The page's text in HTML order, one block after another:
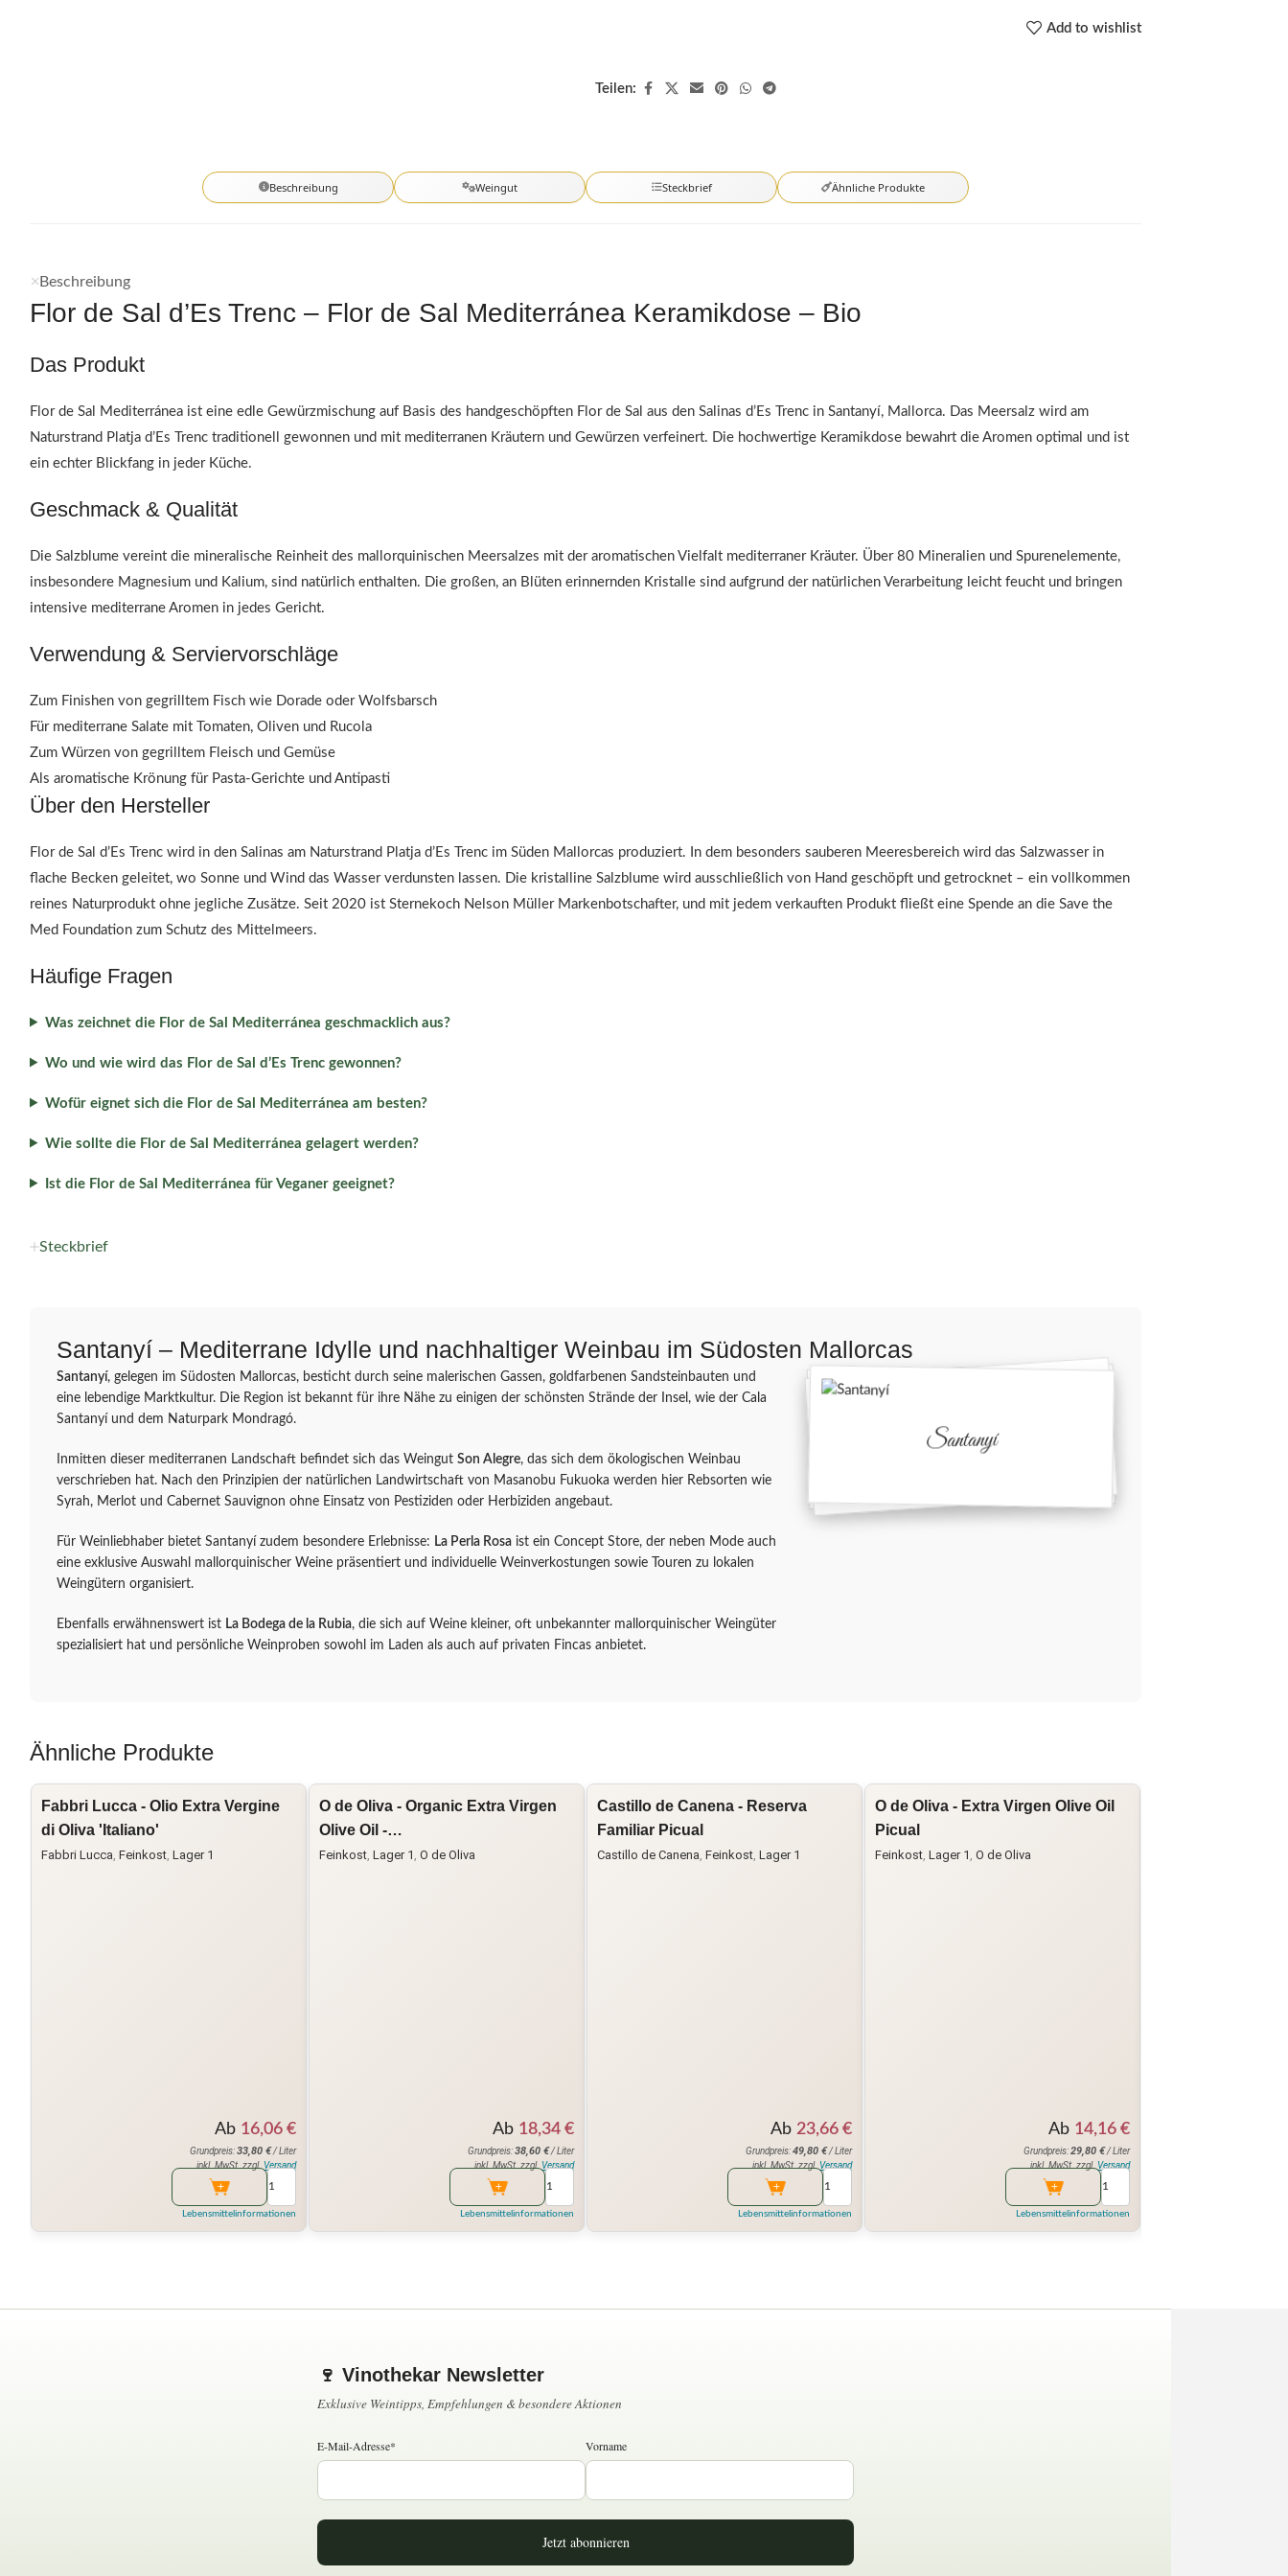
Add to wishlist
Teilen:
Beschreibung Weingut Steckbrief Ähnliche Produkte
Beschreibung
Flor de Sal d’Es Trenc – Flor de Sal Mediterránea Keramikdose – Bio
Das Produkt
Flor de Sal Mediterránea ist eine edle Gewürzmischung auf Basis des handgeschöpften Flor de Sal aus den Salinas d’Es Trenc in Santanyí, Mallorca. Das Meersalz wird am
Naturstrand Platja d’Es Trenc traditionell gewonnen und mit mediterranen Kräutern und Gewürzen verfeinert. Die hochwertige Keramikdose bewahrt die Aromen optimal und ist
ein echter Blickfang in jeder Küche.
Geschmack & Qualität
Die Salzblume vereint die mineralische Reinheit des mallorquinischen Meersalzes mit der aromatischen Vielfalt mediterraner Kräuter. Über 80 Mineralien und Spurenelemente,
insbesondere Magnesium und Kalium, sind natürlich enthalten. Die großen, an Blüten erinnernden Kristalle sind aufgrund der natürlichen Verarbeitung leicht feucht und bringen
intensive mediterrane Aromen in jedes Gericht.
Verwendung & Serviervorschläge
Zum Finishen von gegrilltem Fisch wie Dorade oder Wolfsbarsch
Für mediterrane Salate mit Tomaten, Oliven und Rucola
Zum Würzen von gegrilltem Fleisch und Gemüse
Als aromatische Krönung für Pasta-Gerichte und Antipasti
Über den Hersteller
Flor de Sal d’Es Trenc wird in den Salinas am Naturstrand Platja d’Es Trenc im Süden Mallorcas produziert. In dem besonders sauberen Meeresbereich wird das Salzwasser in
flache Becken geleitet, wo Sonne und Wind das Wasser verdunsten lassen. Die kristalline Salzblume wird ausschließlich von Hand geschöpft und getrocknet – ein vollkommen
reines Naturprodukt ohne jegliche Zusätze. Seit 2020 ist Sternekoch Nelson Müller Markenbotschafter, und mit jedem verkauften Produkt fließt eine Spende an die Save the
Med Foundation zum Schutz des Mittelmeers.
Häufige Fragen
Was zeichnet die Flor de Sal Mediterránea geschmacklich aus?
Wo und wie wird das Flor de Sal d’Es Trenc gewonnen?
Wofür eignet sich die Flor de Sal Mediterránea am besten?
Wie sollte die Flor de Sal Mediterránea gelagert werden?
Ist die Flor de Sal Mediterránea für Veganer geeignet?
Steckbrief
Santanyí – Mediterrane Idylle und nachhaltiger Weinbau im Südosten Mallorcas
Santanyí, gelegen im Südosten Mallorcas, besticht durch seine malerischen Gassen, goldfarbenen Sandsteinbauten und
eine lebendige Marktkultur. Die Region ist bekannt für ihre Nähe zu einigen der schönsten Strände der Insel, wie der Cala
Santanyí und dem Naturpark Mondragó.
Inmitten dieser mediterranen Landschaft befindet sich das Weingut Son Alegre, das sich dem ökologischen Weinbau
verschrieben hat. Nach den Prinzipien der natürlichen Landwirtschaft von Masanobu Fukuoka werden hier Rebsorten wie
Syrah, Merlot und Cabernet Sauvignon ohne Einsatz von Pestiziden oder Herbiziden angebaut.
Für Weinliebhaber bietet Santanyí zudem besondere Erlebnisse: La Perla Rosa ist ein Concept Store, der neben Mode auch
eine exklusive Auswahl mallorquinischer Weine präsentiert und individuelle Weinverkostungen sowie Touren zu lokalen
Weingütern organisiert.
Ebenfalls erwähnenswert ist La Bodega de la Rubia, die sich auf Weine kleiner, oft unbekannter mallorquinischer Weingüter
spezialisiert hat und persönliche Weinproben sowohl im Laden als auch auf privaten Fincas anbietet.
Santanyí
Ähnliche Produkte
Fabbri Lucca - Olio Extra Vergine
di Oliva 'Italiano'
Fabbri Lucca Feinkost Lager 1
Ab 16,06 €
Grundpreis:33,80 €/ Liter
inkl. MwSt. zzgl. Versand
Lebensmittelinformationen
O de Oliva - Organic Extra Virgen
Olive Oil -…
Feinkost Lager 1 O de Oliva
Ab 18,34 €
Grundpreis:38,60 €/ Liter
inkl. MwSt. zzgl. Versand
Lebensmittelinformationen
Castillo de Canena - Reserva
Familiar Picual
Castillo de Canena Feinkost Lager 1
Ab 23,66 €
Grundpreis:49,80 €/ Liter
inkl. MwSt. zzgl. Versand
Lebensmittelinformationen
O de Oliva - Extra Virgen Olive Oil
Picual
Feinkost Lager 1 O de Oliva
Ab 14,16 €
Grundpreis:29,80 €/ Liter
inkl. MwSt. zzgl. Versand
Lebensmittelinformationen
🍷 Vinothekar Newsletter
Exklusive Weintipps, Empfehlungen & besondere Aktionen
E-Mail-Adresse* Vorname
Jetzt abonnieren